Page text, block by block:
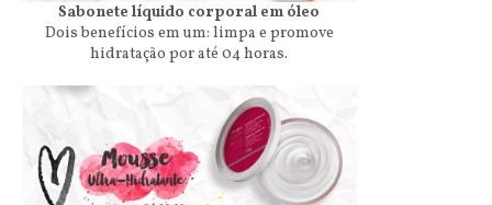
Sabonete líquido corporal em óleo
Dois benefícios em um: limpa e promove
hidratação por até 04 horas.